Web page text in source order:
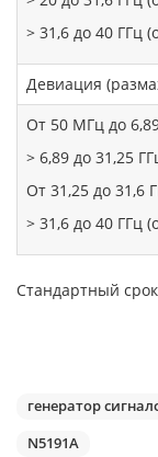
> 31,6 до 40 ГГц
Девиация
От 50 МГц до
> 6,89 до 31,25
От 31,25 до 31,6
> 31,6 до 40 ГГц
Стандартный
генератор
N5191A